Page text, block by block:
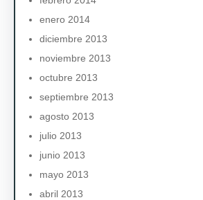
enero 2014
diciembre 2013
noviembre 2013
octubre 2013
septiembre 2013
agosto 2013
julio 2013
junio 2013
mayo 2013
abril 2013